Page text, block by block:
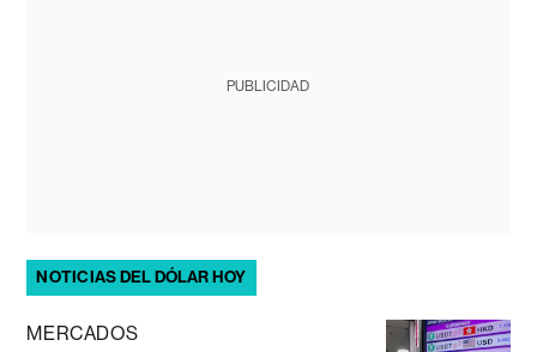
PUBLICIDAD
NOTICIAS DEL DÓLAR HOY
MERCADOS